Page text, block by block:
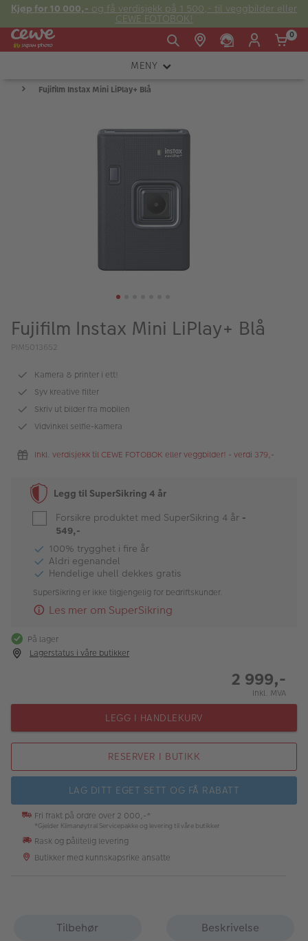
Kjøp for 10 000,- og få verdisjekk på 1 500,- til veggbilder eller
CEWE FOTOBOK!
Fre:
kundeservice@japanphoto.no
0
MENY
KAMERA
Kampanjer
Merker
Bildeprodukter
Inspirasjon
Butikkoversikt
Fujifilm Instax Mini LiPlay+ Blå
Fujifilm Instax Mini LiPlay+ Blå
PIM5013652
Kamera & printer i ett!
Syv kreative filter
Skriv ut bilder fra mobilen
Vidvinkel selfie-kamera
Inkl. verdisjekk til CEWE FOTOBOK eller veggbilder! - verdi 379,-
Legg til SuperSikring 4 år
Forsikre produktet med SuperSikring 4 år -
549,-
100% trygghet i fire år
Aldri egenandel
Hendelige uhell dekkes gratis
SuperSikring er ikke tilgjengelig for bedriftskunder.
Les mer om SuperSikring
På lager
Lagerstatus i våre butikker
2 999,-
Inkl. MVA
LEGG I HANDLEKURV
RESERVER I BUTIKK
LAG DITT EGET SETT OG FÅ RABATT
Fri frakt på ordre over 2 000,-*
*Gjelder Klimanøytral Servicepakke og levering til våre butikker
Rask og pålitelig levering
Butikker med kunnskapsrike ansatte
Tilbehør
Beskrivelse